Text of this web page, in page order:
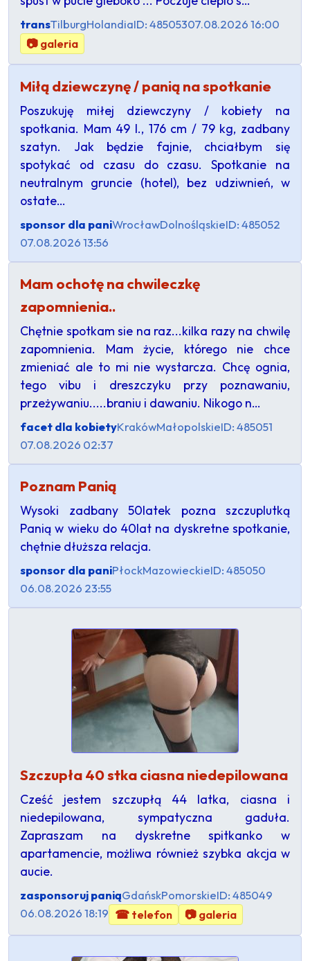
transTilburgHolandiaID: 48505307.08.2026 16:00
📷 galeria
Miłą dziewczynę / panią na spotkanie
Poszukuję miłej dziewczyny / kobiety na
spotkania. Mam 49 l., 176 cm / 79 kg, zadbany
szatyn. Jak będzie fajnie, chciałbym się
spotykać od czasu do czasu. Spotkanie na
neutralnym gruncie (hotel), bez udziwnień, w
ostate…
sponsor dla paniWrocławDolnośląskieID: 485052
07.08.2026 13:56
Mam ochotę na chwileczkę
zapomnienia..
Chętnie spotkam sie na raz...kilka razy na chwilę
zapomnienia. Mam życie, którego nie chce
zmieniać ale to mi nie wystarcza. Chcę ognia,
tego vibu i dreszczyku przy poznawaniu,
przeżywaniu.....braniu i dawaniu. Nikogo n…
facet dla kobietyKrakówMałopolskieID: 485051
07.08.2026 02:37
Poznam Panią
Wysoki zadbany 50latek pozna szczuplutką
Panią w wieku do 40lat na dyskretne spotkanie,
chętnie dłuższa relacja.
sponsor dla paniPłockMazowieckieID: 485050
06.08.2026 23:55
Szczupła 40 stka ciasna niedepilowana
Cześć jestem szczupłą 44 latka, ciasna i
niedepilowana, sympatyczna gaduła.
Zapraszam na dyskretne spitkanko w
apartamencie, możliwa również szybka akcja w
aucie.
zasponsoruj paniąGdańskPomorskieID: 485049
06.08.2026 18:19 ☎ telefon 📷 galeria